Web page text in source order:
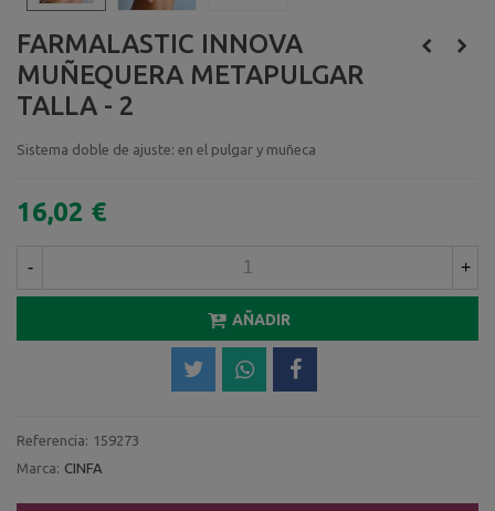
FARMALASTIC INNOVA
MUÑEQUERA METAPULGAR
TALLA - 2
Sistema doble de ajuste: en el pulgar y muñeca
16,02 €
- +
AÑADIR
Referencia: 159273
Marca: CINFA